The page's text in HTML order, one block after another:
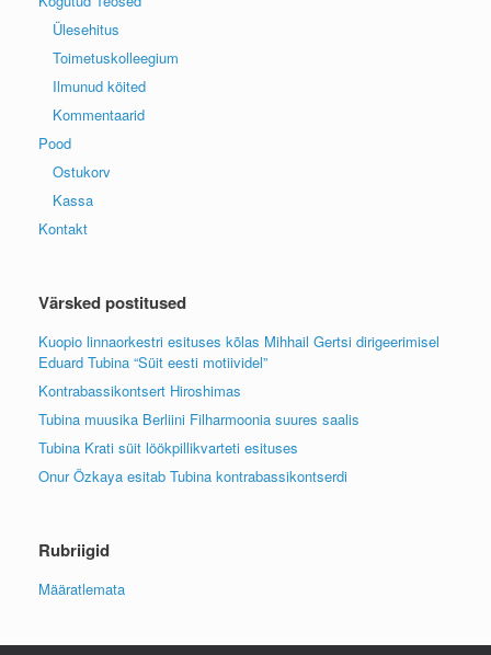
Ülesehitus
Toimetuskolleegium
Ilmunud köited
Kommentaarid
Pood
Ostukorv
Kassa
Kontakt
Värsked postitused
Kuopio linnaorkestri esituses kõlas Mihhail Gertsi dirigeerimisel
Eduard Tubina “Süit eesti motiividel”
Kontrabassikontsert Hiroshimas
Tubina muusika Berliini Filharmoonia suures saalis
Tubina Krati süit löökpillikvarteti esituses
Onur Özkaya esitab Tubina kontrabassikontserdi
Rubriigid
Määratlemata